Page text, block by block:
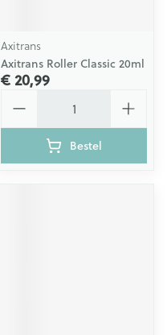
Axitrans
Axitrans Roller Classic 20ml
€ 20,99
Bestel